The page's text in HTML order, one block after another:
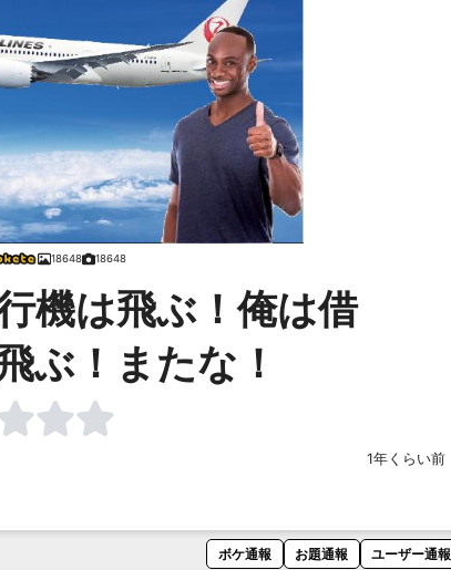
18648 18648
機は飛ぶ！俺は借
ぶ！またな！
1年くらい前
ボケ通報 お題通報 ユーザー通報